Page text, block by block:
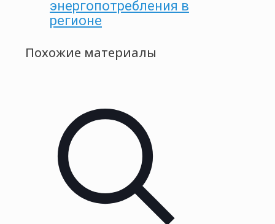
энергопотребления в
регионе
Похожие материалы